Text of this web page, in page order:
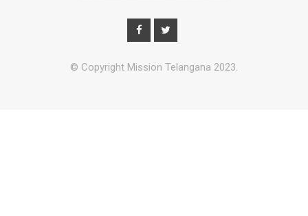
© Copyright Mission Telangana 2023.